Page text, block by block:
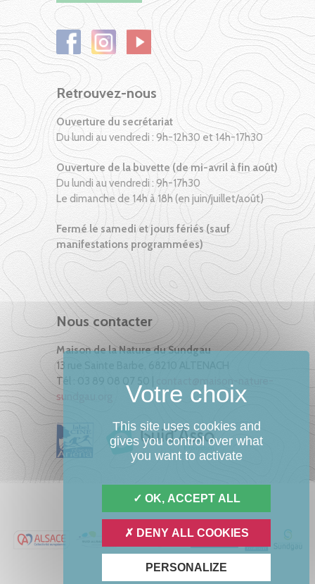
Retrouvez-nous
Ouverture du secrétariat
Du lundi au vendredi : 9h-12h30 et 14h-17h30
Ouverture de la buvette (de mi-avril à fin août)
Du lundi au vendredi : 9h-17h30
Le dimanche de 14h à 18h (en juin/juillet/août)
Fermé le samedi et jours fériés (sauf
manifestations programmées)
Nous contacter
Maison de la Nature du Sundgau
13 rue Sainte Barbe, 68210 ALTENACH
Tél : 03 89 08 07 50 |
sundgau.org
This site uses cookies and
gives you control over what
you want to activate
OK, ACCEPT ALL
DENY ALL COOKIES
PERSONALIZE